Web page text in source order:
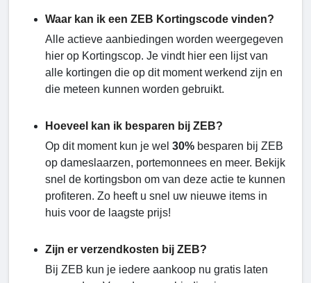
Waar kan ik een ZEB Kortingscode vinden?
Alle actieve aanbiedingen worden weergegeven
hier op Kortingscop. Je vindt hier een lijst van
alle kortingen die op dit moment werkend zijn en
die meteen kunnen worden gebruikt.
Hoeveel kan ik besparen bij ZEB?
Op dit moment kun je wel 30% besparen bij ZEB
op dameslaarzen, portemonnees en meer. Bekijk
snel de kortingsbon om van deze actie te kunnen
profiteren. Zo heeft u snel uw nieuwe items in
huis voor de laagste prijs!
Zijn er verzendkosten bij ZEB?
Bij ZEB kun je iedere aankoop nu gratis laten